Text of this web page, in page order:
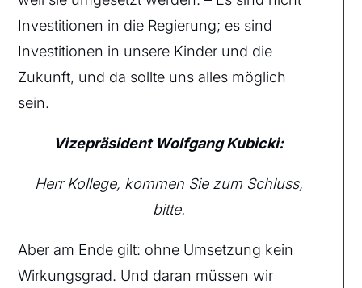
Investitionen in die Regierung; es sind
Investitionen in unsere Kinder und die
Zukunft, und da sollte uns alles möglich
sein.
Vizepräsident Wolfgang Kubicki:
Herr Kollege, kommen Sie zum Schluss,
bitte.
Aber am Ende gilt: ohne Umsetzung kein
Wirkungsgrad. Und daran müssen wir